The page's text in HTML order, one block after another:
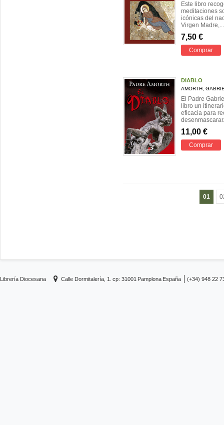
Este libro
meditaciones
icónicas del
Virgen Madre,...
7,50 €
Comprar
DIABLO
AMORTH,
El Padre
libro un
eficacia para
11,00 €
Comprar
01
Librería Diocesana Calle Dormitalería, 1. cp: 31001 Pamplona España (+34) 948 22